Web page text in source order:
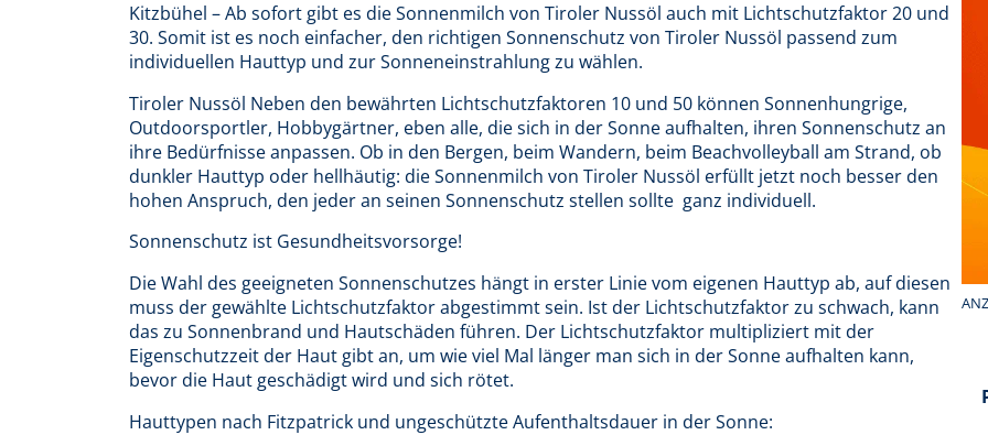
Kitzbühel – Ab sofort gibt es die Sonnenmilch von Tiroler Nussöl auch mit Lichtschutzfaktor 20 und
30. Somit ist es noch einfacher, den richtigen Sonnenschutz von Tiroler Nussöl passend zum
individuellen Hauttyp und zur Sonneneinstrahlung zu wählen.
Tiroler Nussöl Neben den bewährten Lichtschutzfaktoren 10 und 50 können Sonnenhungrige,
Outdoorsportler, Hobbygärtner, eben alle, die sich in der Sonne aufhalten, ihren Sonnenschutz an
ihre Bedürfnisse anpassen. Ob in den Bergen, beim Wandern, beim Beachvolleyball am Strand, ob
dunkler Hauttyp oder hellhäutig: die Sonnenmilch von Tiroler Nussöl erfüllt jetzt noch besser den
hohen Anspruch, den jeder an seinen Sonnenschutz stellen sollte  ganz individuell.
Sonnenschutz ist Gesundheitsvorsorge!
Die Wahl des geeigneten Sonnenschutzes hängt in erster Linie vom eigenen Hauttyp ab, auf diesen
muss der gewählte Lichtschutzfaktor abgestimmt sein. Ist der Lichtschutzfaktor zu schwach, kann
das zu Sonnenbrand und Hautschäden führen. Der Lichtschutzfaktor multipliziert mit der
Eigenschutzzeit der Haut gibt an, um wie viel Mal länger man sich in der Sonne aufhalten kann,
bevor die Haut geschädigt wird und sich rötet.
Hauttypen nach Fitzpatrick und ungeschützte Aufenthaltsdauer in der Sonne: